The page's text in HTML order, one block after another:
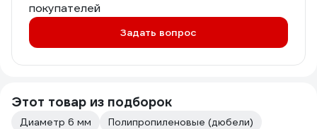
покупателей
Задать вопрос
Этот товар из подборок
Диаметр 6 мм
Полипропиленовые (дюбели)